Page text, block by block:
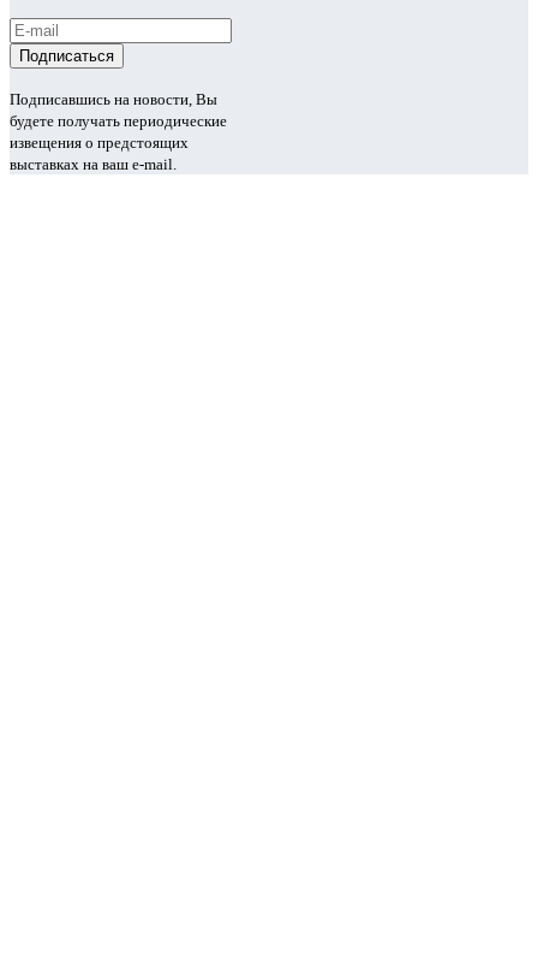
Подписавшись на новости, Вы
будете получать периодические
извещения о предстоящих
выставках на ваш e-mail.